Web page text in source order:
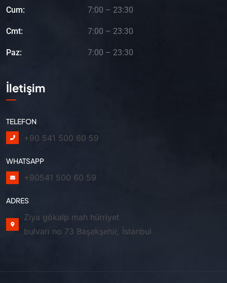
Cum: 7:00 – 23:30
Cmt: 7:00 – 23:30
Paz: 7:00 – 23:30
İletişim
TELEFON
+90 541 500 60 59
WHATSAPP
+90541 500 60 59
ADRES
Ziya gökalp mah hürriyet
bulvarı no 73 Başakşehir, İstanbul